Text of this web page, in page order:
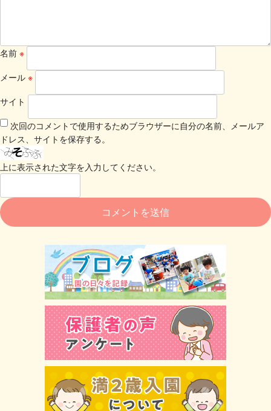
名前 ※
メール ※
サイト
次回のコメントで使用するためブラウザーに自分の名前、メールア
ドレス、サイトを保存する。
上に表示された文字を入力してください。